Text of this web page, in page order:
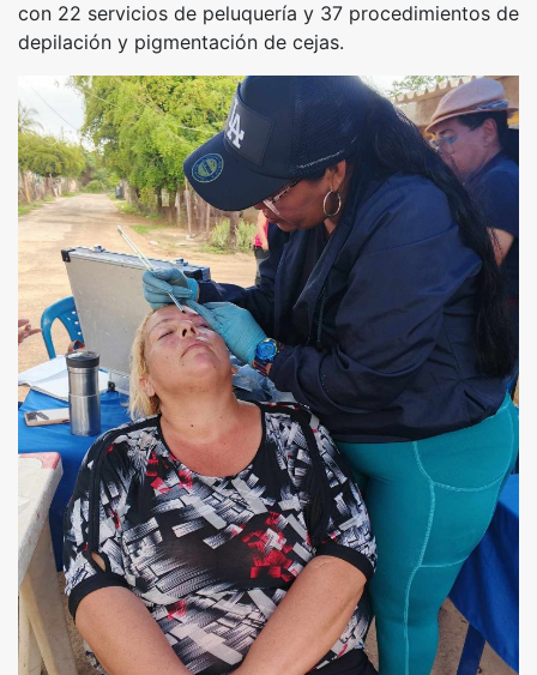
con 22 servicios de peluquería y 37 procedimientos de
depilación y pigmentación de cejas.